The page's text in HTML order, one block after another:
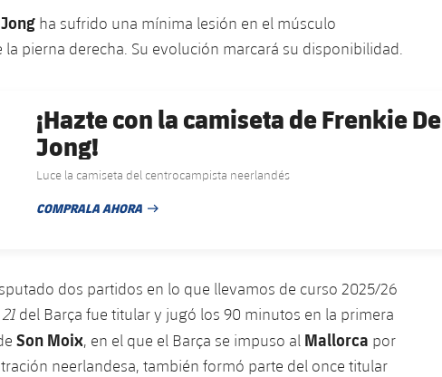
ha sufrido una mínima lesión en el músculo
pierna derecha. Su evolución marcará su disponibilidad.
¡Hazte con la camiseta de Frenkie De
Jong!
Luce la camiseta del centrocampista neerlandés
COMPRALA AHORA
FECHA DE PUBLICACIÓN
dos partidos en lo que llevamos de curso 2025/26
21 del Barça fue titular y jugó los 90 minutos en la primera
Son Moix, en el que el Barça se impuso al Mallorca por
neerlandesa, también formó parte del once titular